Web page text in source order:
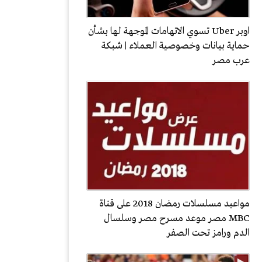
اوبر Uber تسوي الاتهامات الموجهة لها بشأن
حماية بيانات وخصوصية العملاء | شبكة
عرب مصر
مواعيد مسلسلات رمضان 2018 على قناة
MBC مصر موعد مسرح مصر وسلسال
الدم ورامز تحت الصفر